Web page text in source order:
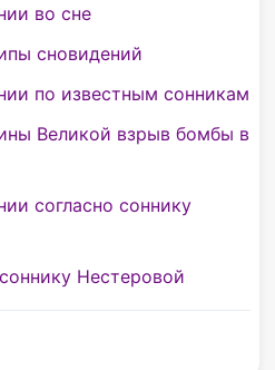
во сне
сновидений
по известным сонникам
Великой взрыв бомбы в
согласно соннику
Нестеровой